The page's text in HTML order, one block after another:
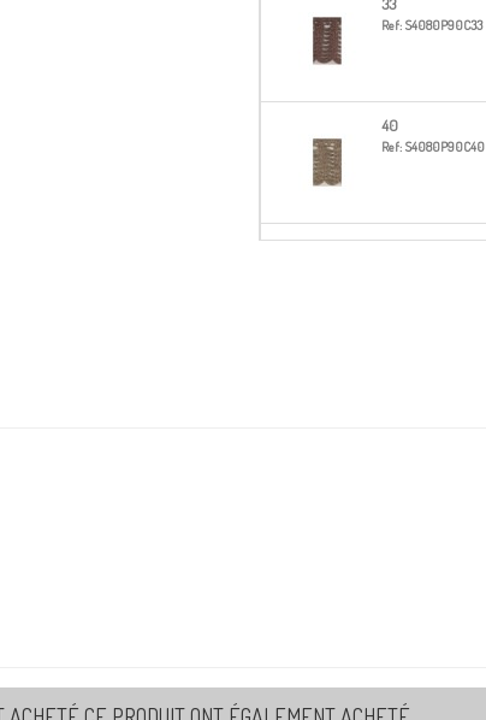
Ref: S4080P90C33
40
Ref: S4080P90C40
45